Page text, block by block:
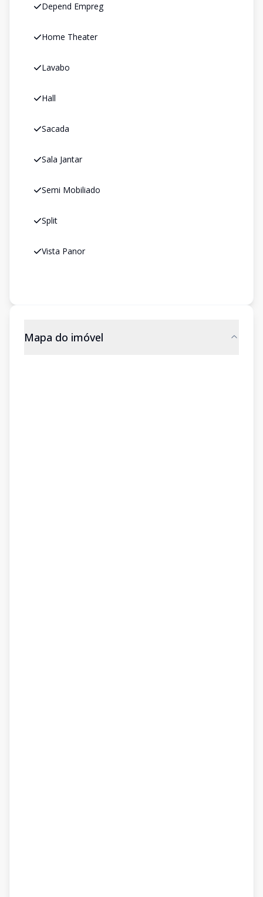
Depend Empreg
Home Theater
Lavabo
Hall
Sacada
Sala Jantar
Semi Mobiliado
Split
Vista Panor
Mapa do imóvel